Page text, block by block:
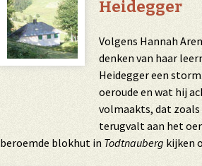
Heidegger
Volgens Hannah
denken van haar
Heidegger een
oeroude en wat hij
volmaakts, dat
terugvalt aan het
beroemde blokhut in Todtnauberg kijken